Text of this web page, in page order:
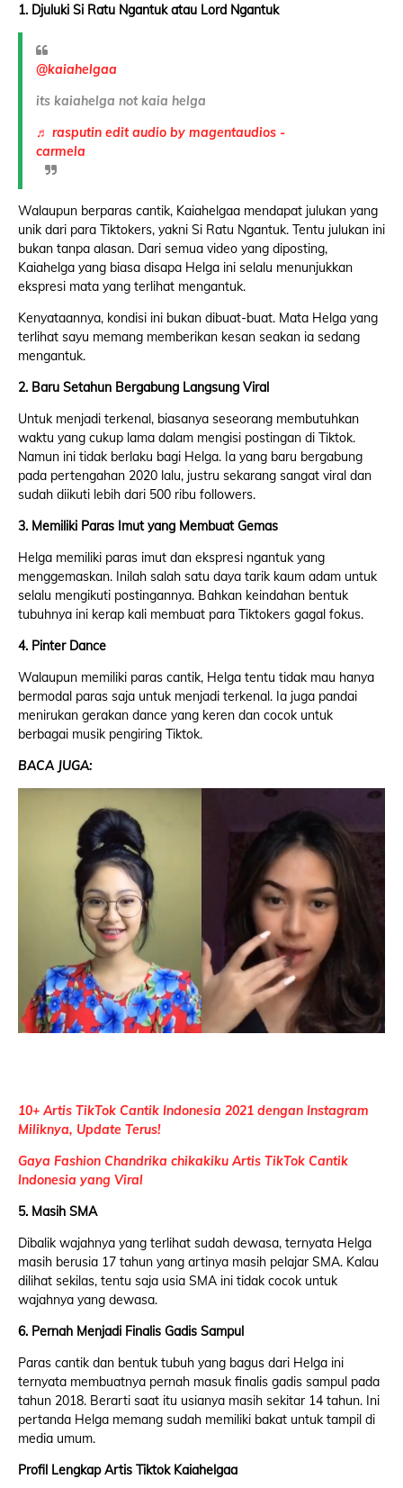
1. Djuluki Si Ratu Ngantuk atau Lord Ngantuk
@kaiahelgaa
its kaiahelga not kaia helga
♬ rasputin edit audio by magentaudios -
carmela
Walaupun berparas cantik, Kaiahelgaa mendapat julukan yang
unik dari para Tiktokers, yakni Si Ratu Ngantuk. Tentu julukan ini
bukan tanpa alasan. Dari semua video yang diposting,
Kaiahelga yang biasa disapa Helga ini selalu menunjukkan
ekspresi mata yang terlihat mengantuk.
Kenyataannya, kondisi ini bukan dibuat-buat. Mata Helga yang
terlihat sayu memang memberikan kesan seakan ia sedang
mengantuk.
2. Baru Setahun Bergabung Langsung Viral
Untuk menjadi terkenal, biasanya seseorang membutuhkan
waktu yang cukup lama dalam mengisi postingan di Tiktok.
Namun ini tidak berlaku bagi Helga. Ia yang baru bergabung
pada pertengahan 2020 lalu, justru sekarang sangat viral dan
sudah diikuti lebih dari 500 ribu followers.
3. Memiliki Paras Imut yang Membuat Gemas
Helga memiliki paras imut dan ekspresi ngantuk yang
menggemaskan. Inilah salah satu daya tarik kaum adam untuk
selalu mengikuti postingannya. Bahkan keindahan bentuk
tubuhnya ini kerap kali membuat para Tiktokers gagal fokus.
4. Pinter Dance
Walaupun memiliki paras cantik, Helga tentu tidak mau hanya
bermodal paras saja untuk menjadi terkenal. Ia juga pandai
menirukan gerakan dance yang keren dan cocok untuk
berbagai musik pengiring Tiktok.
BACA JUGA:
10+ Artis TikTok Cantik Indonesia 2021 dengan Instagram
Miliknya, Update Terus!
Gaya Fashion Chandrika chikakiku Artis TikTok Cantik
Indonesia yang Viral
5. Masih SMA
Dibalik wajahnya yang terlihat sudah dewasa, ternyata Helga
masih berusia 17 tahun yang artinya masih pelajar SMA. Kalau
dilihat sekilas, tentu saja usia SMA ini tidak cocok untuk
wajahnya yang dewasa.
6. Pernah Menjadi Finalis Gadis Sampul
Paras cantik dan bentuk tubuh yang bagus dari Helga ini
ternyata membuatnya pernah masuk finalis gadis sampul pada
tahun 2018. Berarti saat itu usianya masih sekitar 14 tahun. Ini
pertanda Helga memang sudah memiliki bakat untuk tampil di
media umum.
Profil Lengkap Artis Tiktok Kaiahelgaa